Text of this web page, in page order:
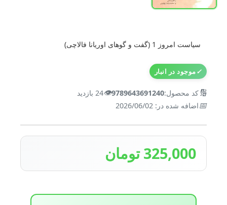
سیاست امروز 1 (گفت و گوهای اوریانا فالاچی)
✓موجود در انبار
🔢کد محصول:9789643691240
👁️24 بازدید
📅اضافه شده در: 2026/06/02
325,000 تومان